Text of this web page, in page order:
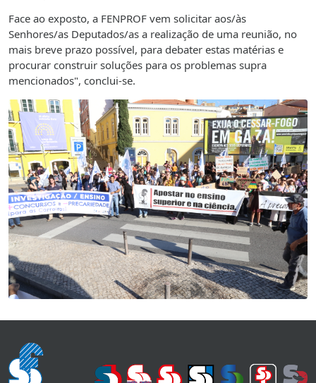
Face ao exposto, a FENPROF vem solicitar aos/às
Senhores/as Deputados/as a realização de uma reunião, no
mais breve prazo possível, para debater estas matérias e
procurar construir soluções para os problemas supra
mencionados", conclui-se.